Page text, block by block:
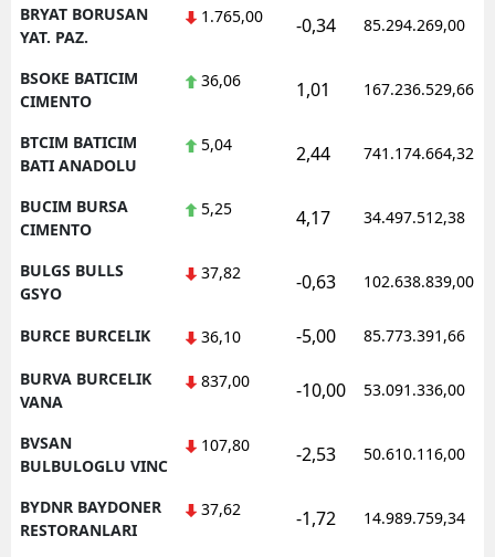
BRYAT BORUSAN
YAT. PAZ.
1.765,00 -0,34 85.294.269,00
BSOKE BATICIM
CIMENTO
36,06 1,01 167.236.529,66
BTCIM BATICIM
BATI ANADOLU
5,04 2,44 741.174.664,32
BUCIM BURSA
CIMENTO
5,25 4,17 34.497.512,38
BULGS BULLS
GSYO
37,82 -0,63 102.638.839,00
BURCE BURCELIK 36,10 -5,00 85.773.391,66
BURVA BURCELIK
VANA
837,00 -10,00 53.091.336,00
BVSAN
BULBULOGLU VINC
107,80 -2,53 50.610.116,00
BYDNR BAYDONER
RESTORANLARI
37,62 -1,72 14.989.759,34